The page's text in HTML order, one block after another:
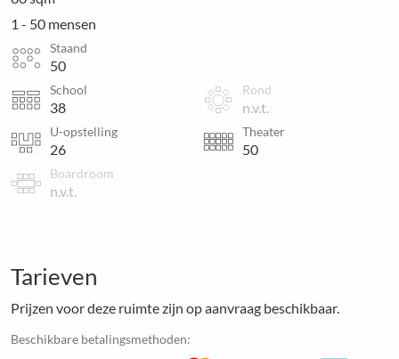
1 - 50 mensen
Staand
50
School
38
Rond
n.v.t.
U-opstelling
26
Theater
50
Boardroom
n.v.t.
Tarieven
Prijzen voor deze ruimte zijn op aanvraag beschikbaar.
Beschikbare betalingsmethoden: